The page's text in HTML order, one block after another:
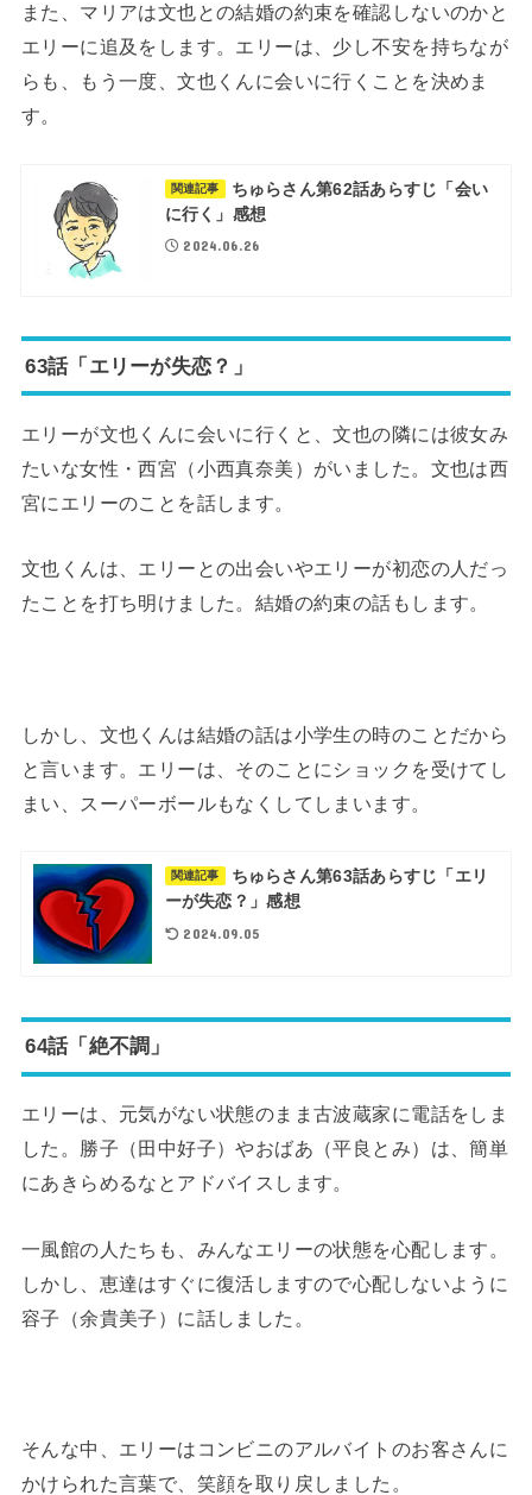
また、マリアは文也との結婚の約束を確認しないのかと
エリーに追及をします。エリーは、少し不安を持ちなが
らも、もう一度、文也くんに会いに行くことを決めま
す。
関連記事
ちゅらさん第62話あらすじ「会い
に行く」感想
2024.06.26
63話「エリーが失恋？」
エリーが文也くんに会いに行くと、文也の隣には彼女み
たいな女性・西宮（小西真奈美）がいました。文也は西
宮にエリーのことを話します。
文也くんは、エリーとの出会いやエリーが初恋の人だっ
たことを打ち明けました。結婚の約束の話もします。
しかし、文也くんは結婚の話は小学生の時のことだから
と言います。エリーは、そのことにショックを受けてし
まい、スーパーボールもなくしてしまいます。
関連記事
ちゅらさん第63話あらすじ「エリ
ーが失恋？」感想
2024.09.05
64話「絶不調」
エリーは、元気がない状態のまま古波蔵家に電話をしま
した。勝子（田中好子）やおばあ（平良とみ）は、簡単
にあきらめるなとアドバイスします。
一風館の人たちも、みんなエリーの状態を心配します。
しかし、恵達はすぐに復活しますので心配しないように
容子（余貴美子）に話しました。
そんな中、エリーはコンビニのアルバイトのお客さんに
かけられた言葉で、笑顔を取り戻しました。